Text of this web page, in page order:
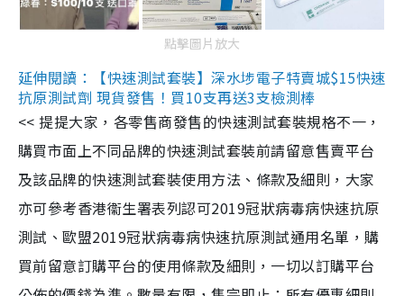
點擊圖片放大
延伸閱讀：【快速測試套裝】深水埗電子特賣城$15快速
抗原測試劑 現貨發售！買10支再送3支檢測棒
<< 提提大家，各零售商發售的快速測試套裝規格不一，
購買市面上不同品牌的快速測試套裝前請留意售賣平台
及該品牌的快速測試套裝使用方法、條款及細則，大家
亦可參考香港衞生署表列認可2019冠狀病毒病快速抗原
測試、歐盟2019冠狀病毒病快速抗原測試通用名單，購
買前留意訂購平台的使用條款及細則，一切以訂購平台